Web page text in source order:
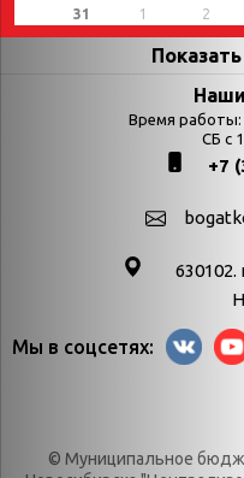
31
1 2
Страницы
Календарь
Богатков
Новости
Время работы:
СБ с
+7
630102.
Мы в соцсетях:
© Муниципальное